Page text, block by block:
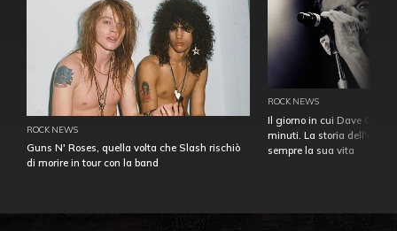
ROCK NEWS
Guns N' Roses, quella volta che Slash rischiò
di morire in tour con la band
ROCK NEWS
Il giorno in cui Dave
minuti. La storia
sempre la sua vita